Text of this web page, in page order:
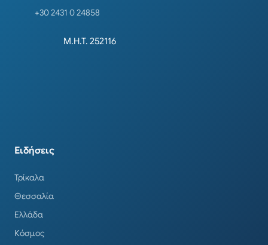
+30 2431 0 24858
Μ.Η.Τ. 252116
Ειδήσεις
Τρίκαλα
Θεσσαλία
Ελλάδα
Κόσμος